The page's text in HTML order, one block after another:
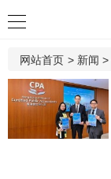
网站首页 > 新闻 >